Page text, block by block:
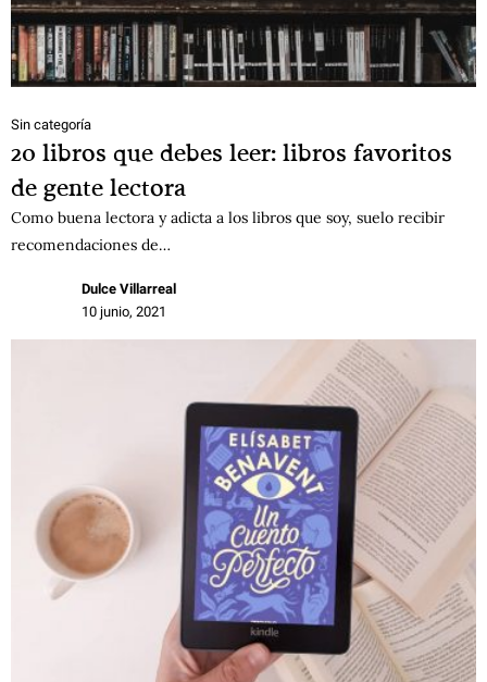
Sin categoría
20 libros que debes leer: libros favoritos
de gente lectora
Como buena lectora y adicta a los libros que soy, suelo recibir
recomendaciones de…
Dulce Villarreal
10 junio, 2021